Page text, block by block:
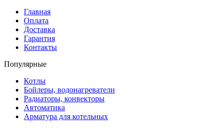
Главная
Оплата
Доставка
Гарантия
Контакты
Популярные
Котлы
Бойлеры, водонагреватели
Радиаторы, конвекторы
Автоматика
Арматура для котельных